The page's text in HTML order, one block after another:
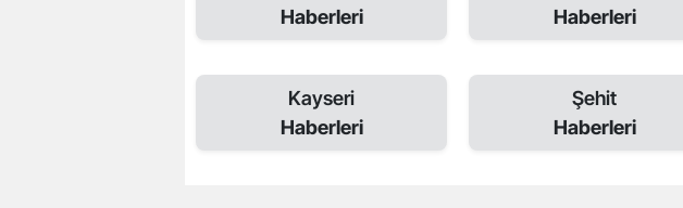
Haberleri
Haberleri
Kayseri
Haberleri
Şehit
Haberleri